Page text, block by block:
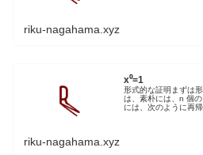
riku-nagahama.xyz
x⁰=1
形式的な証明まずは
は、素朴には、n 個
には、次のように再
riku-nagahama.xyz